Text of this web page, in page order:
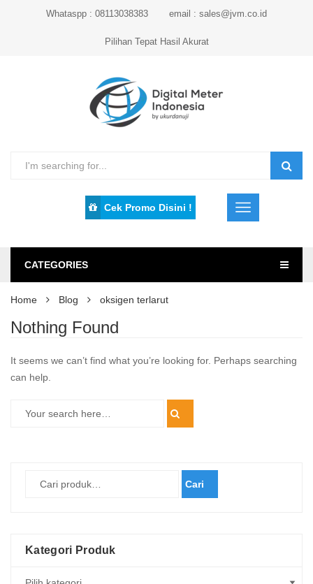
Whataspp : 08113038383 email : sales@jvm.co.id
Pilihan Tepat Hasil Akurat
Cek Promo Disini !
CATEGORIES
Home Blog oksigen terlarut
Nothing Found
It seems we can’t find what you’re looking for. Perhaps searching
can help.
Cari
Kategori Produk